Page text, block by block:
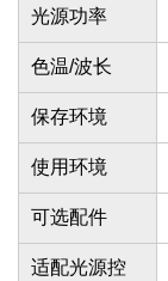
光源功率
色温/波长
保存环境
使用环境
可选配件
适配光源控